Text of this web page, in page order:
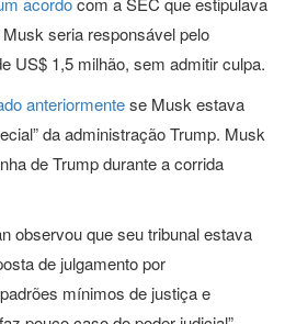
seria responsável pelo
US$ 1,5 milhão, sem admitir culpa.
anteriormentese Musk estava
da administração Trump. Musk
de Trump durante a corrida
observou que seu tribunal estava
de julgamento por
mínimos de justiça e